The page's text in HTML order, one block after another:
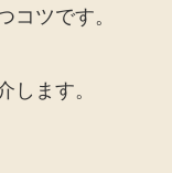
コツです。
します。